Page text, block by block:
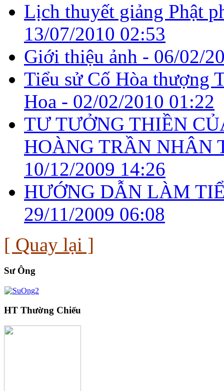
Lịch thuyết giảng Phật
13/07/2010 02:53
Giới thiệu ảnh - 06/02/
Tiểu sử Cố Hòa thượng
Hoa - 02/02/2010 01:22
TƯ TƯỞNG THIỀN
HOÀNG TRẦN NHÂN
10/12/2009 14:26
HƯỚNG DẪN LÀM
29/11/2009 06:08
[ Quay lại ]
Sư Ông
HT Thường Chiếu